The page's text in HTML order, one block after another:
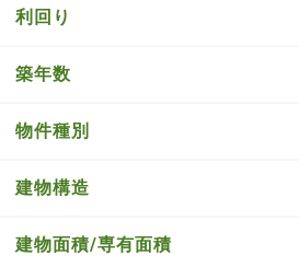
利回り
築年数
物件種別
建物構造
建物面積/専有面積